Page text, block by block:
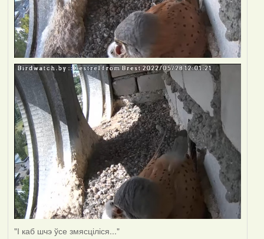
"І каб шчэ ўсе змясціліся..."